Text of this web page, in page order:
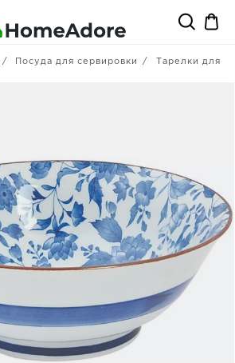
Посуда для сервировки Тарелки для